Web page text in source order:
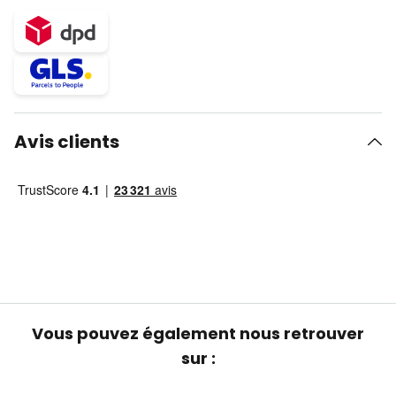
Avis clients
Vous pouvez également nous retrouver
sur :